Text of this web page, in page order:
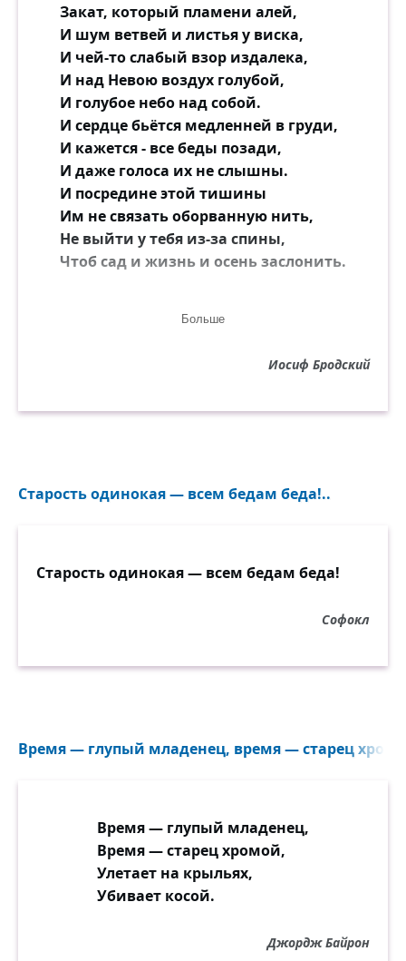
Закат, который пламени алей,
И шум ветвей и листья у виска,
И чей-то слабый взор издалека,
И над Невою воздух голубой,
И голубое небо над собой.
И сердце бьётся медленней в груди,
И кажется - все беды позади,
И даже голоса их не слышны.
И посредине этой тишины
Им не связать оборванную нить,
Не выйти у тебя из-за спины,
Чтоб сад и жизнь и осень заслонить.
К какой зиме торопятся слова.
Вокруг слова из прожитой любви.
И по газонной согбенной траве
Живи, живи под шум календаря,
Увидеть, что попал в знакомый сад,
Твори себя и жизнь свою твори
Больше
Иосиф Бродский
Старость одинокая — всем бедам беда!..
Старость одинокая — всем бедам беда!
Софокл
Время — глупый младенец, время — старец
Время — глупый младенец,
Время — старец хромой,
Улетает на крыльях,
Убивает косой.
Джордж Байрон